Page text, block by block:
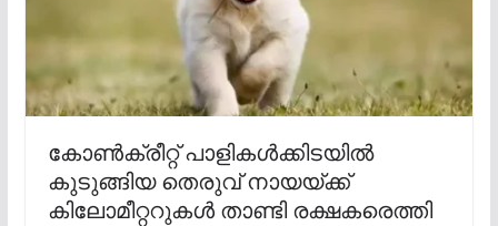
കോൺക്രീറ്റ് പാളികൾക്കിടയിൽ
കുടുങ്ങിയ തെരുവ് നായയ്ക്ക്
കിലോമീറ്ററുകൾ താണ്ടി രക്ഷകരെത്തി